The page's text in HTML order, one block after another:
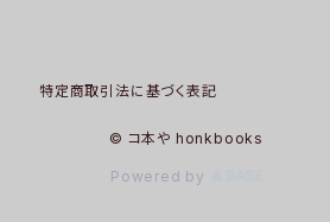
特定商取引法に基づく表記
© コ本や honkbooks
Powered by